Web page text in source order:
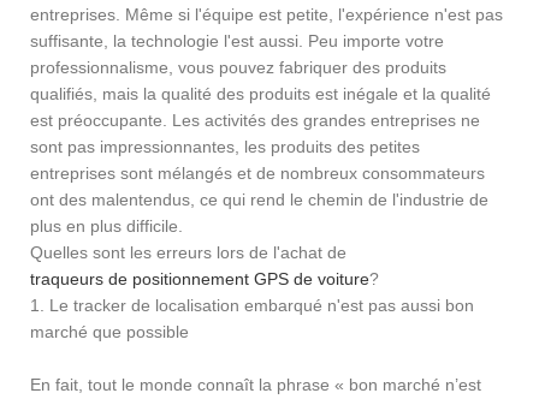
entreprises. Même si l'équipe est petite, l'expérience n'est pas
suffisante, la technologie l'est aussi. Peu importe votre
professionnalisme, vous pouvez fabriquer des produits
qualifiés, mais la qualité des produits est inégale et la qualité
est préoccupante. Les activités des grandes entreprises ne
sont pas impressionnantes, les produits des petites
entreprises sont mélangés et de nombreux consommateurs
ont des malentendus, ce qui rend le chemin de l'industrie de
plus en plus difficile.
Quelles sont les erreurs lors de l'achat de
traqueurs de positionnement GPS de voiture?
1. Le tracker de localisation embarqué n'est pas aussi bon
marché que possible
En fait, tout le monde connaît la phrase « bon marché n’est